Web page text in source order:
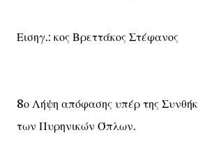
Εισηγ.: κος Βρεττάκος Στέφανος
8ο Λήψη απόφασης υπέρ της
των Πυρηνικών Όπλων.